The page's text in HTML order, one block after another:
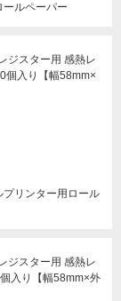
ルペーパー
ジスター用 感熱レ
個入り【幅58mm×
リンター用ロール
ジスター用 感熱レ
入り【幅58mm×外